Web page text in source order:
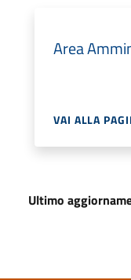
Area
VAI ALLA
Ultimo